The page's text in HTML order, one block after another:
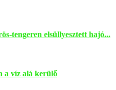
tengeren elsüllyesztett hajó...
a víz alá kerülő